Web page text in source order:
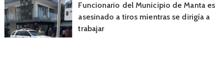
Funcionario del Municipio de Manta es
asesinado a tiros mientras se dirigía a
trabajar